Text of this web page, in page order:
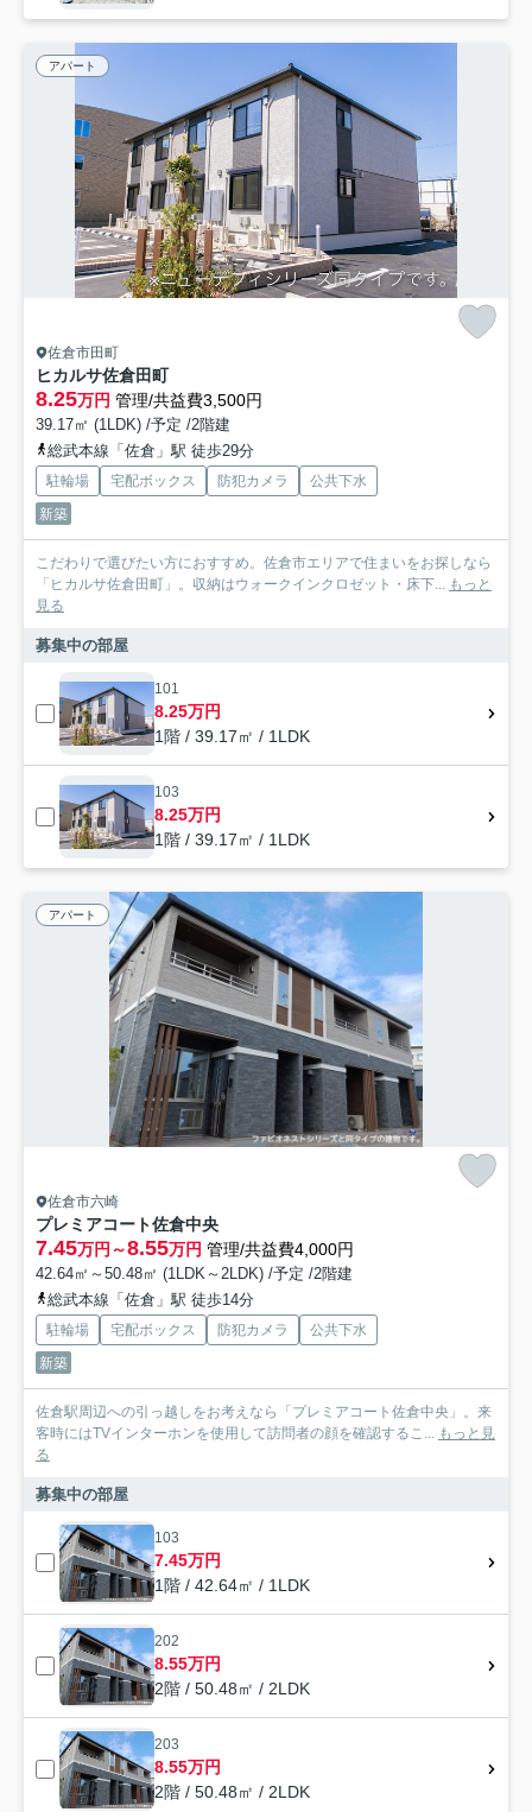
アパート
佐倉市田町
ヒカルサ佐倉田町
8.25万円 管理/共益費3,500円
39.17㎡ (1LDK) /予定 /2階建
総武本線「佐倉」駅 徒歩29分
駐輪場 宅配ボックス 防犯カメラ
公共下水
新築
こだわりで選びたい方におすすめ。佐倉市エリアで住まいをお探しなら
「ヒカルサ佐倉田町」。収納はウォークインクロゼット・床下... もっと
見る
募集中の部屋
101
8.25万円
1階 / 39.17㎡ / 1LDK
103
8.25万円
1階 / 39.17㎡ / 1LDK
アパート
佐倉市六崎
プレミアコート佐倉中央
7.45万円～8.55万円 管理/共益費4,000円
42.64㎡～50.48㎡ (1LDK～2LDK) /予定 /2階建
総武本線「佐倉」駅 徒歩14分
駐輪場 宅配ボックス 防犯カメラ
公共下水
新築
佐倉駅周辺への引っ越しをお考えなら「プレミアコート佐倉中央」。来
客時にはTVインターホンを使用して訪問者の顔を確認するこ... もっと見
る
募集中の部屋
103
7.45万円
1階 / 42.64㎡ / 1LDK
202
8.55万円
2階 / 50.48㎡ / 2LDK
203
8.55万円
2階 / 50.48㎡ / 2LDK